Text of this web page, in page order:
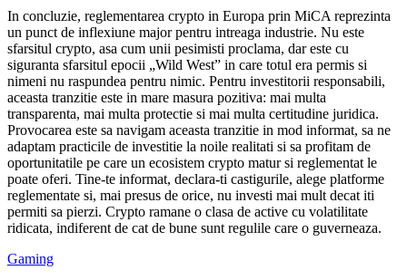
In concluzie, reglementarea crypto in Europa prin MiCA reprezinta
un punct de inflexiune major pentru intreaga industrie. Nu este
sfarsitul crypto, asa cum unii pesimisti proclama, dar este cu
siguranta sfarsitul epocii „Wild West” in care totul era permis si
nimeni nu raspundea pentru nimic. Pentru investitorii responsabili,
aceasta tranzitie este in mare masura pozitiva: mai multa
transparenta, mai multa protectie si mai multa certitudine juridica.
Provocarea este sa navigam aceasta tranzitie in mod informat, sa ne
adaptam practicile de investitie la noile realitati si sa profitam de
oportunitatile pe care un ecosistem crypto matur si reglementat le
poate oferi. Tine-te informat, declara-ti castigurile, alege platforme
reglementate si, mai presus de orice, nu investi mai mult decat iti
permiti sa pierzi. Crypto ramane o clasa de active cu volatilitate
ridicata, indiferent de cat de bune sunt regulile care o guverneaza.
Gaming